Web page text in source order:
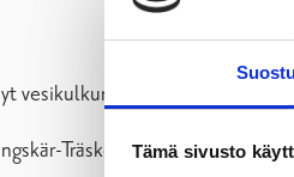
Tämä sivusto
vesikulkuneuvolla liikkumisen
Träskö väylä